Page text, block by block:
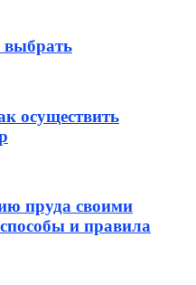
осуществить
пруда своими
и правила